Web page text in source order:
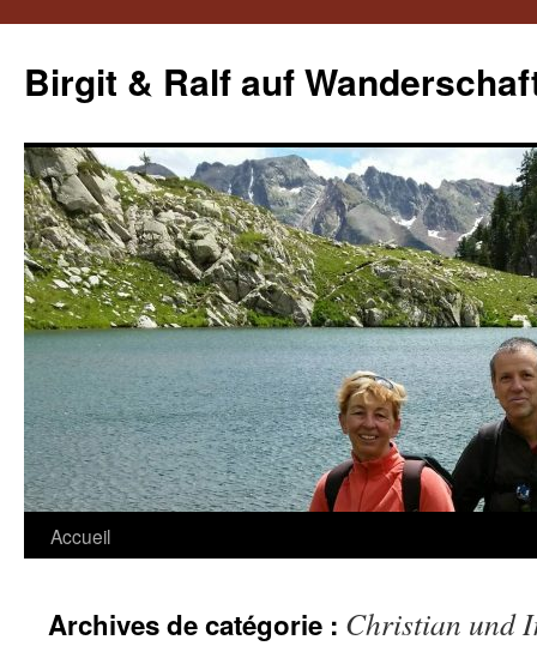
contenu
Birgit & Ralf auf
Accueil
Archives de catégorie : Christian und